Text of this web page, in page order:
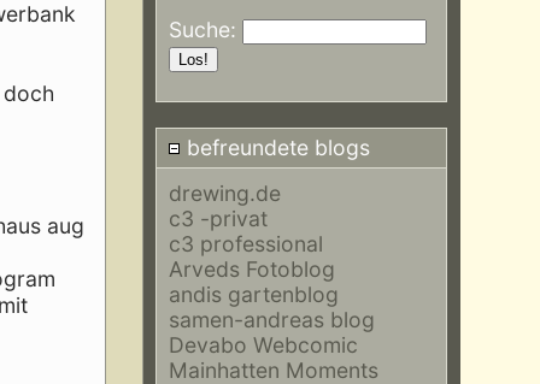
Suche:
befreundete blogs
drewing.de
c3 -privat
c3 professional
Arveds Fotoblog
andis gartenblog
samen-andreas blog
Devabo Webcomic
Mainhatten Moments
aug